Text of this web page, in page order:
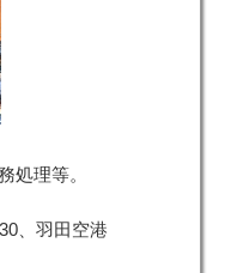
処理等。
、羽田空港